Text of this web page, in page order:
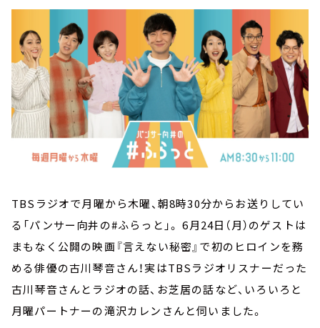
TBSラジオで月曜から木曜、朝8時30分からお送りしてい
る「パンサー向井の#ふらっと」。 6月24日（月）のゲストは
まもなく公開の映画『言えない秘密』で初のヒロインを務
める俳優の古川琴音さん！実はTBSラジオリスナーだった
古川琴音さんとラジオの話、お芝居の話など、いろいろと
月曜パートナーの滝沢カレンさんと伺いました。